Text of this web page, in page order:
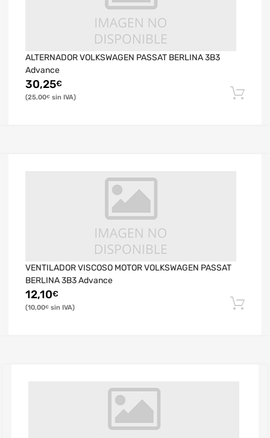
ALTERNADOR VOLKSWAGEN PASSAT BERLINA 3B3
Advance
30,25€
25,00€
VENTILADOR VISCOSO MOTOR VOLKSWAGEN PASSAT
BERLINA 3B3 Advance
12,10€
10,00€